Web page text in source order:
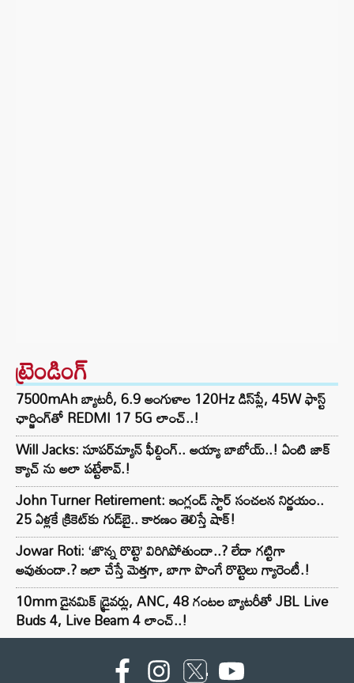
ట్రెండింగ్‌
7500mAh బ్యాటరీ, 6.9 అంగుళాల 120Hz డిస్‌ప్లే, 45W ఫాస్ట్
ఛార్జింగ్‌తో REDMI 17 5G లాంచ్..!
Will Jacks: సూపర్‌మ్యాన్ ఫీల్డింగ్.. అయ్యా బాబోయ్..! ఏంటి జాక్
క్యాచ్ ను అలా పట్టేశావ్.!
John Turner Retirement: ఇంగ్లండ్ స్టార్ సంచలన నిర్ణయం..
25 ఏళ్లకే క్రికెట్‌కు గుడ్‌బై.. కారణం తెలిస్తే షాక్!
Jowar Roti: ‘జొన్న రొట్టె’ విరిగిపోతుందా..? లేదా గట్టిగా
అవుతుందా.? ఇలా చేస్తే మెత్తగా, బాగా పొంగే రొట్టెలు గ్యారెంటీ.!
10mm డైనమిక్ డ్రైవర్లు, ANC, 48 గంటల బ్యాటరీతో JBL Live
Buds 4, Live Beam 4 లాంచ్..!